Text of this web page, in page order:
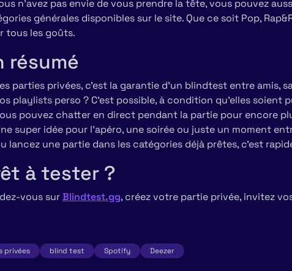
n’avez pas envie de vous prendre la tête, vous pouvez
générales disponibles sur le site. Que ce soit Pop,
tous les goûts.
résumé
parties privées, c’est la garantie d’un blindtest entre amis,
playlists perso ? C’est possible, à condition qu’elles soient
pouvez chatter en direct pendant la partie pour encore
super idée pour l’apéro, une soirée ou juste un moment
lancez une partie dans les catégories déjà prêtes, c’est
à tester ?
vous surBlindtest.gg, créez votre partie privée, invitez
privées blind test Spotify Deezer